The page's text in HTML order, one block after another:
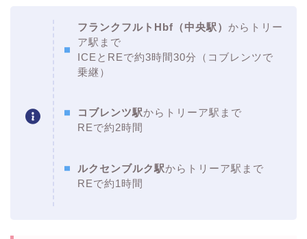
フランクフルトHbf（中央駅） からトリー
ア駅まで
ICEとREで約3時間30分（コブレンツで
乗継）
コブレンツ駅からトリーア駅まで
REで約2時間
ルクセンブルク駅からトリーア駅まで
REで約1時間